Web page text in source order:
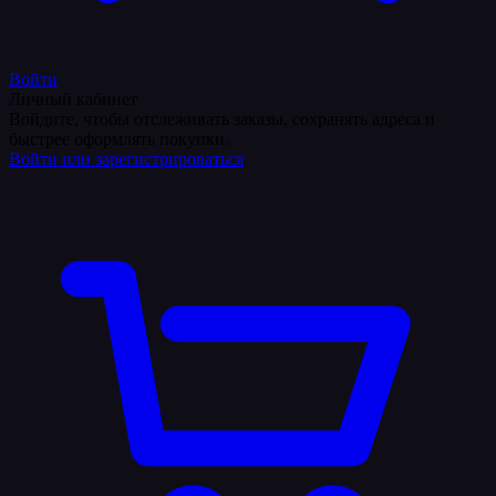
Войти
Войти или зарегистрироваться